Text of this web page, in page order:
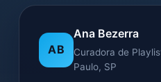
AB
Ana Bezerra
Curadora de
Paulo, SP